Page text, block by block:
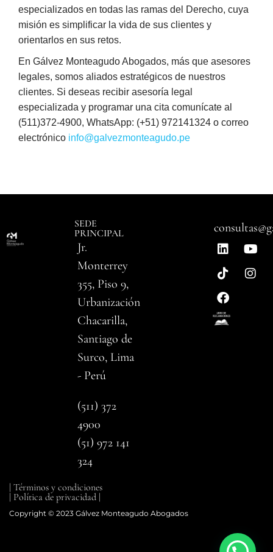
especializados en todas las ramas del Derecho, cuya
misión es simplificar la vida de sus clientes y
orientarlos en sus retos.
En Gálvez Monteagudo Abogados, más que asesores
legales, somos aliados estratégicos de nuestros
clientes. Si deseas recibir asesoría legal
especializada y programar una cita comunícate al
(511)372-4900, WhatsApp: (+51) 972141324 o correo
electrónico info@galvezmonteagudo.pe
SEDE
PRINCIPAL
Jr.
Monterrey
355, Piso 9,
Urbanización
Chacarilla,
Santiago de
Surco, Lima
- Perú
(511) 372
4900
(51) 972 141
324
| Términos y condiciones
| Política de privacidad |
Copyright © 2023 Gálvez Monteagudo Abogados